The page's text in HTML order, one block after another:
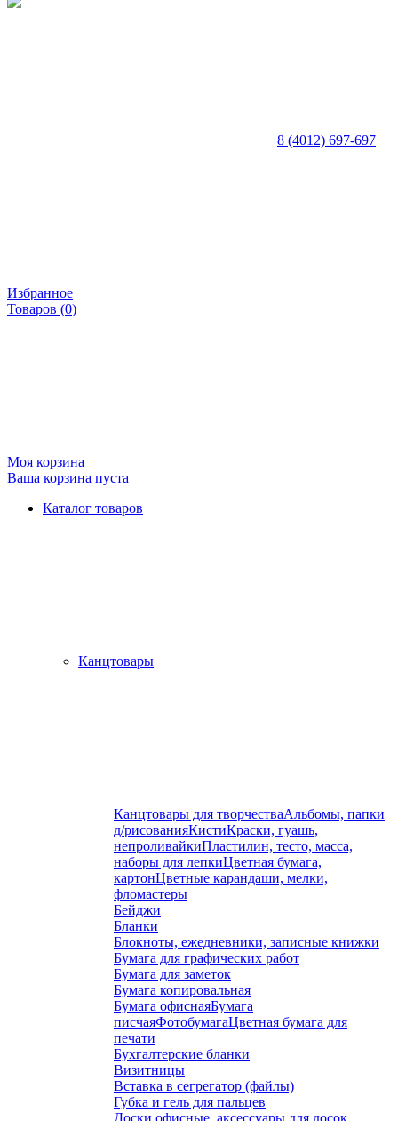
8 (4012) 697-697
Избранное
Товаров (0)
Моя корзина
Ваша корзина пуста
Каталог товаров
Канцтовары
Канцтовары для творчестваАльбомы, папки
д/рисованияКистиКраски, гуашь,
непроливайкиПластилин, тесто, масса,
наборы для лепкиЦветная бумага,
картонЦветные карандаши, мелки,
фломастеры
Бейджи
Бланки
Блокноты, ежедневники, записные книжки
Бумага для графических работ
Бумага для заметок
Бумага копировальная
Бумага офиснаяБумага
писчаяФотобумагаЦветная бумага для
печати
Бухгалтерские бланки
Визитницы
Вставка в сегрегатор (файлы)
Губка и гель для пальцев
Доски офисные, аксессуары для досок,